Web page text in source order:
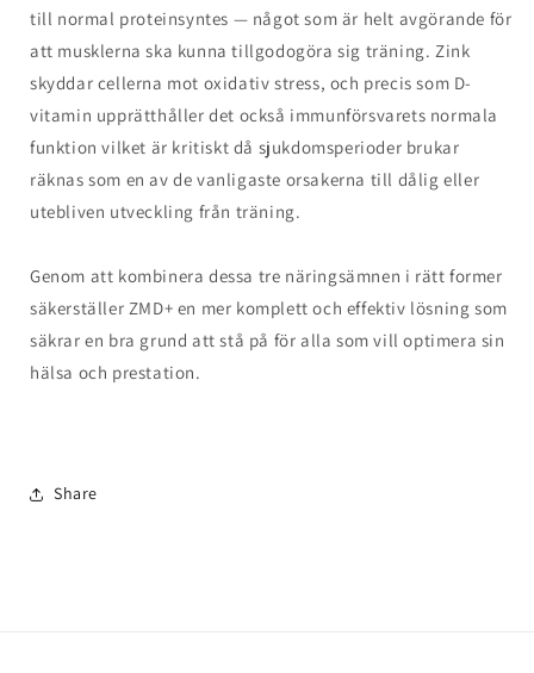
till normal proteinsyntes — något som är helt avgörande för
att musklerna ska kunna tillgodogöra sig träning. Zink
skyddar cellerna mot oxidativ stress, och precis som D-
vitamin upprätthåller det också immunförsvarets normala
funktion vilket är kritiskt då sjukdomsperioder brukar
räknas som en av de vanligaste orsakerna till dålig eller
utebliven utveckling från träning.
Genom att kombinera dessa tre näringsämnen i rätt former
säkerställer ZMD+ en mer komplett och effektiv lösning som
säkrar en bra grund att stå på för alla som vill optimera sin
hälsa och prestation.
Share